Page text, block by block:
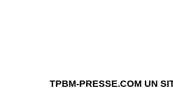
TPBM-PRESSE.COM UN